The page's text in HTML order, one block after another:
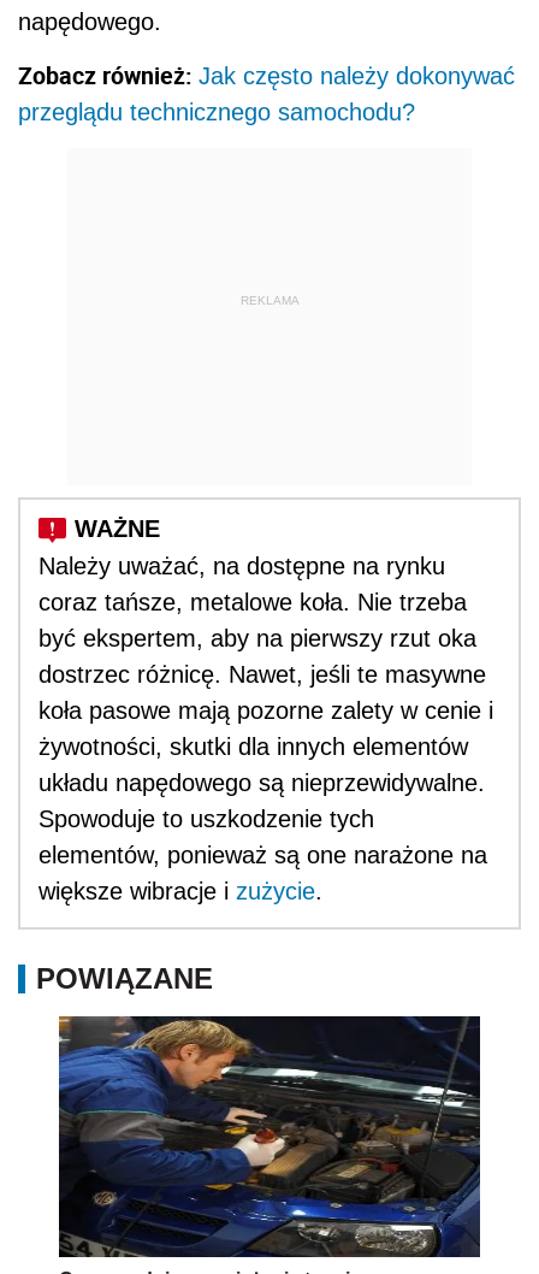
napędowego.
Zobacz również: Jak często należy dokonywać
przeglądu technicznego samochodu?
REKLAMA
Należy uważać, na dostępne na rynku
coraz tańsze, metalowe koła. Nie trzeba
być ekspertem, aby na pierwszy rzut oka
dostrzec różnicę. Nawet, jeśli te masywne
koła pasowe mają pozorne zalety w cenie i
żywotności, skutki dla innych elementów
układu napędowego są nieprzewidywalne.
Spowoduje to uszkodzenie tych
elementów, ponieważ są one narażone na
większe wibracje i zużycie.
POWIĄZANE